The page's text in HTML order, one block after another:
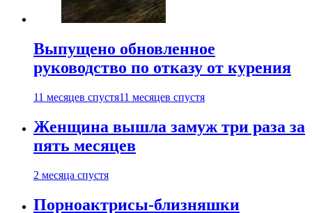
Выпущено обновленное
руководство по отказу от курения
11 месяцев спустя11 месяцев спустя
Женщина вышла замуж три раза за
пять месяцев
2 месяца спустя
Порноактрисы-близняшки